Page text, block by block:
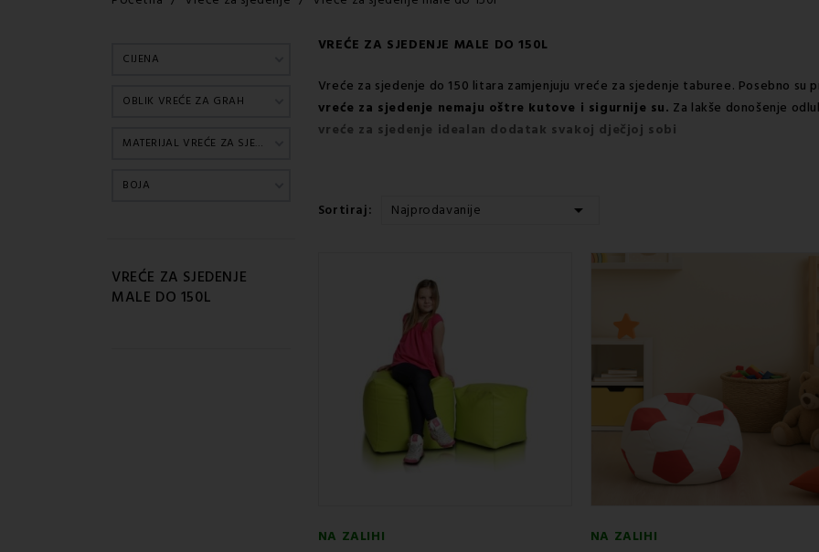
CIJENA
OBLIK VREĆE ZA GRAH
MATERIJAL VREĆE ZA SJEDALO
BOJA
VREĆE ZA SJEDENJE
MALE DO 150L
VREĆE ZA SJEDENJE MALE DO 150L
Vreće za sjedenje do 150 litara zamjenjuju vreće za sjedenje taburee. Posebno su
vreće za sjedenje nemaju oštre kutove i sigurnije su. Za lakše donošenje
vreće za sjedenje idealan dodatak svakoj dječjoj sobi
Sortiraj: Najprodavanije 
NA ZALIHI NA ZALIHI